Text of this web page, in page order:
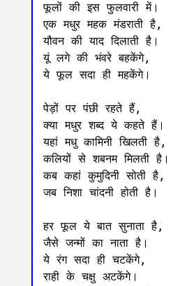
फूलों की इस फुलवारी में।
एक मधुर महक मंडराती है,
यौवन की याद दिलाती है।
यूं लगे की भंवरे बहकेंगे,
ये फूल सदा ही महकेंगे।
पेड़ों पर पंछी रहते हैं,
क्या मधुर शब्द ये कहते हैं।
यहां मधु कामिनी खिलती है,
कलियों से शबनम मिलती है।
कब कहां कुमुदिनी सोती है,
जब निशा चांदनी होती है।
हर फूल ये बात सुनाता है,
जैसे जन्मों का नाता है।
ये रंग सदा ही चटकेंगे,
राही के चक्षु अटकेंगे।